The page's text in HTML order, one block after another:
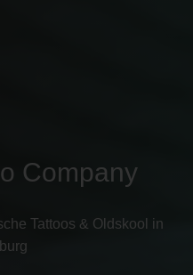
Company
Tattoos & Oldskool in